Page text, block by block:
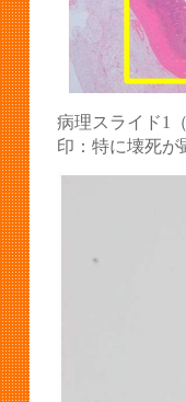
「PED」を
10月10日（
第7回 豚病症
衛生セミナー
「European
へのリンクを
病理スライド1
印：特に壊死が